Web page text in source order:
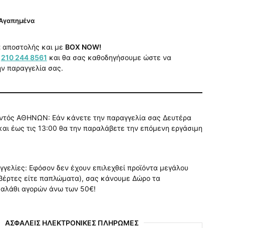
αποστολής και με BOX NOW!
210 244 8561 και θα σας καθοδηγήσουμε ώστε να
παραγγελία σας.
ΑΘΗΝΩΝ: Εάν κάνετε την παραγγελία σας Δευτέρα
έως τις 13:00 θα την παραλάβετε την επόμενη εργάσιμη
Εφόσον δεν έχουν επιλεχθεί προϊόντα μεγάλου
είτε παπλώματα), σας κάνουμε Δώρο τα
αγορών άνω των 50€!
ΑΣΦΑΛΕΙΣ ΗΛΕΚΤΡΟΝΙΚΕΣ ΠΛΗΡΩΜΕΣ